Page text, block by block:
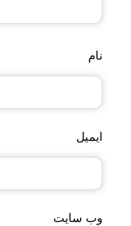
نام
ایمیل
وب‌ سایت